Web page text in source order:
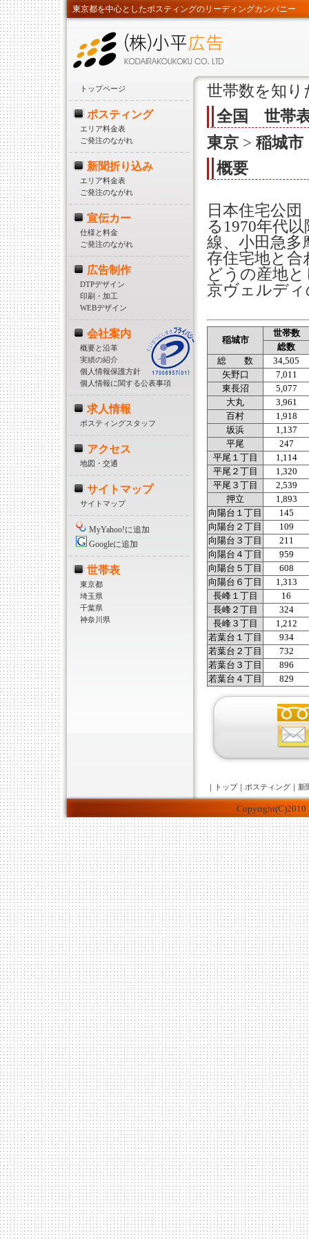
東京都を中心としたポスティングのリーディングカンパニー
トップページ
ポスティング
エリア料金表
ご発注のながれ
新聞折り込み
エリア料金表
ご発注のながれ
宣伝カー
仕様と料金
ご発注のながれ
広告制作
DTPデザイン
印刷・加工
WEBデザイン
会社案内
概要と沿革
実績の紹介
個人情報保護方針
個人情報に関する公表事項
求人情報
ポスティングスタッフ
アクセス
地図・交通
サイトマップ
サイトマップ
MyYahoo!に追加
Googleに追加
世帯表
東京都
埼玉県
千葉県
神奈川県
世帯数を知
全国 世帯
東京 > 稲城市
概要
日本住宅公
る1970年代
線、小田急多
存住宅地と
どうの産地
京ヴェルデ
稲城市
世帯数
総数
総 数
34,505
矢野口
7,011
東長沼
5,077
大丸
3,961
百村
1,918
坂浜
1,137
平尾
247
平尾１丁目
1,114
平尾２丁目
1,320
平尾３丁目
2,539
押立
1,893
向陽台１丁目
145
向陽台２丁目
109
向陽台３丁目
211
向陽台４丁目
959
向陽台５丁目
608
向陽台６丁目
1,313
長峰１丁目
16
長峰２丁目
324
長峰３丁目
1,212
若葉台１丁目
934
若葉台２丁目
732
若葉台３丁目
896
若葉台４丁目
829
｜ トップ｜ ポスティング ｜ 新
Copyright(C)2010